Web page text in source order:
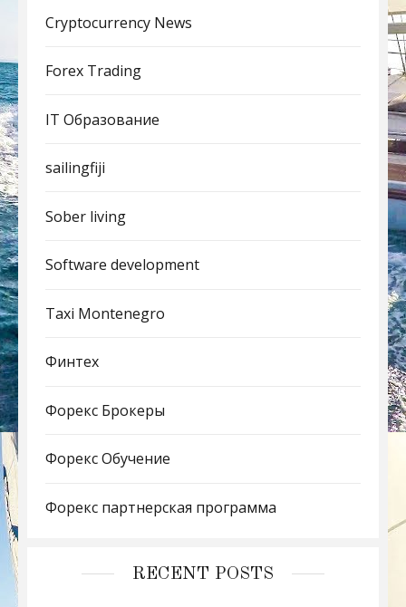
Cryptocurrency News
Forex Trading
IT Образование
sailingfiji
Sober living
Software development
Taxi Montenegro
Финтех
Форекс Брокеры
Форекс Обучение
Форекс партнерская программа
RECENT POSTS